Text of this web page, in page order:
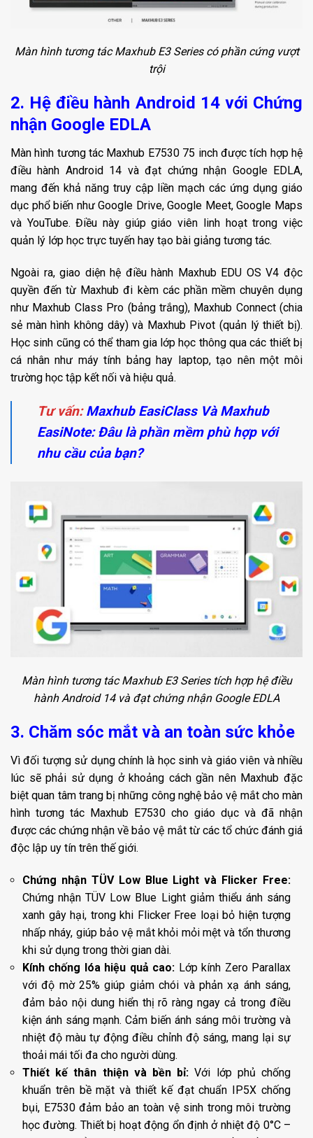
Màn hình tương tác Maxhub E3 Series có phần cứng vượt
trội
2. Hệ điều hành Android 14 với Chứng
nhận Google EDLA
Màn hình tương tác Maxhub E7530 75 inch được tích hợp hệ
điều hành Android 14 và đạt chứng nhận Google EDLA,
mang đến khả năng truy cập liền mạch các ứng dụng giáo
dục phổ biến như Google Drive, Google Meet, Google Maps
và YouTube. Điều này giúp giáo viên linh hoạt trong việc
quản lý lớp học trực tuyến hay tạo bài giảng tương tác.
Ngoài ra, giao diện hệ điều hành Maxhub EDU OS V4 độc
quyền đến từ Maxhub đi kèm các phần mềm chuyên dụng
như Maxhub Class Pro (bảng trắng), Maxhub Connect (chia
sẻ màn hình không dây) và Maxhub Pivot (quản lý thiết bị).
Học sinh cũng có thể tham gia lớp học thông qua các thiết bị
cá nhân như máy tính bảng hay laptop, tạo nên một môi
trường học tập kết nối và hiệu quả.
Tư vấn: Maxhub EasiClass Và Maxhub
EasiNote: Đâu là phần mềm phù hợp với
nhu cầu của bạn?
Màn hình tương tác Maxhub E3 Series tích hợp hệ điều
hành Android 14 và đạt chứng nhận Google EDLA
3. Chăm sóc mắt và an toàn sức khỏe
Vì đối tượng sử dụng chính là học sinh và giáo viên và nhiều
lúc sẽ phải sử dụng ở khoảng cách gần nên Maxhub đặc
biệt quan tâm trang bị những công nghệ bảo vệ mắt cho màn
hình tương tác Maxhub E7530 cho giáo dục và đã nhận
được các chứng nhận về bảo vệ mắt từ các tổ chức đánh giá
độc lập uy tín trên thế giới.
Chứng nhận TÜV Low Blue Light và Flicker Free:
Chứng nhận TÜV Low Blue Light giảm thiểu ánh sáng
xanh gây hại, trong khi Flicker Free loại bỏ hiện tượng
nhấp nháy, giúp bảo vệ mắt khỏi mỏi mệt và tổn thương
khi sử dụng trong thời gian dài.
Kính chống lóa hiệu quả cao: Lớp kính Zero Parallax
với độ mờ 25% giúp giảm chói và phản xạ ánh sáng,
đảm bảo nội dung hiển thị rõ ràng ngay cả trong điều
kiện ánh sáng mạnh. Cảm biến ánh sáng môi trường và
nhiệt độ màu tự động điều chỉnh độ sáng, mang lại sự
thoải mái tối đa cho người dùng.
Thiết kế thân thiện và bền bỉ:Với lớp phủ chống
khuẩn trên bề mặt và thiết kế đạt chuẩn IP5X chống
bụi, E7530 đảm bảo an toàn vệ sinh trong môi trường
học đường. Thiết bị hoạt động ổn định ở nhiệt độ 0°C –